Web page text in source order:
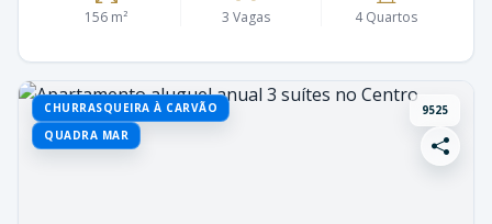
156 m² 3 Vagas 4 Quartos
CHURRASQUEIRA À CARVÃO
QUADRA MAR
9525